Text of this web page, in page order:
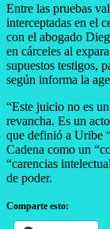
Entre las pruebas
interceptadas en el
con el abogado
en cárceles al
supuestos testigos,
según informa la
“Este juicio no es
revancha. Es un
que definió a Uribe
Cadena como un
“carencias
de poder.
Comparte esto: